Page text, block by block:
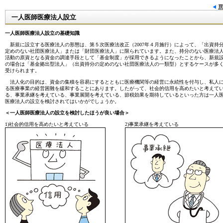
一人医師医療法人設立
一人医師医療法人設立の基礎知識
新規に設立する医療法人の形態は、第５次医療法改正（2007年４月施行）によって、「出資持
定めのない社団医療法人」または「財団医療法人」に限られています。また、持分のない医療法
活動の原資となる資金の調達手段として「基金制度」が採用できるようになったことから、新規
の場合は「基金拠出型法人」（出資持分の定めのない社団医療法人の一類型）とするケースが多
受けられます。
法人化の目的は、資金の集積を容易にするとともに医療機関等の経営に永続性を付与し、私人
る医療事業の経営困難を緩和することにあります。したがって、社会的信用を高めたいと考えて
る、事業承継を考えている、事業展開を考えている、節税効果を期待しているといった方は一人
医療法人の設立を検討されてはいかがでしょうか。
＜一人医師医療法人の設立を検討したほうが良い場合＞
1)社会的信用を高めたいと考えている 2)事業承継を考えている